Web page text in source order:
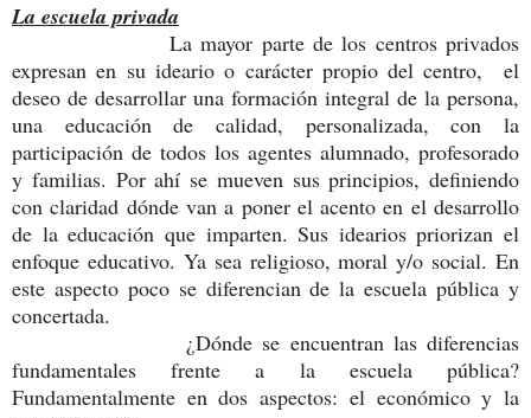
La escuela privada
La mayor parte de los centros privados
expresan en su ideario o carácter propio del centro, el
deseo de desarrollar una formación integral de la persona,
una educación de calidad, personalizada, con la
participación de todos los agentes alumnado, profesorado
y familias. Por ahí se mueven sus principios, definiendo
con claridad dónde van a poner el acento en el desarrollo
de la educación que imparten. Sus idearios priorizan el
enfoque educativo. Ya sea religioso, moral y/o social. En
este aspecto poco se diferencian de la escuela pública y
concertada.
¿Dónde se encuentran las diferencias
fundamentales frente a la escuela pública?
Fundamentalmente en dos aspectos: el económico y la